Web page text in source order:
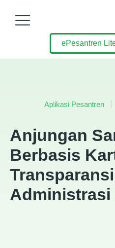
ePesantren
Aplikasi Pesantren
Anjungan
Berbasis
Transparansi
Administrasi